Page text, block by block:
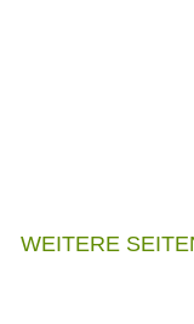
WEITERE